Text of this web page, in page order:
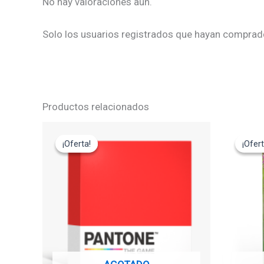
Solo los usuarios registrados que hayan
Productos relacionados
¡Oferta!
¡Oferta!
precio
original
precio